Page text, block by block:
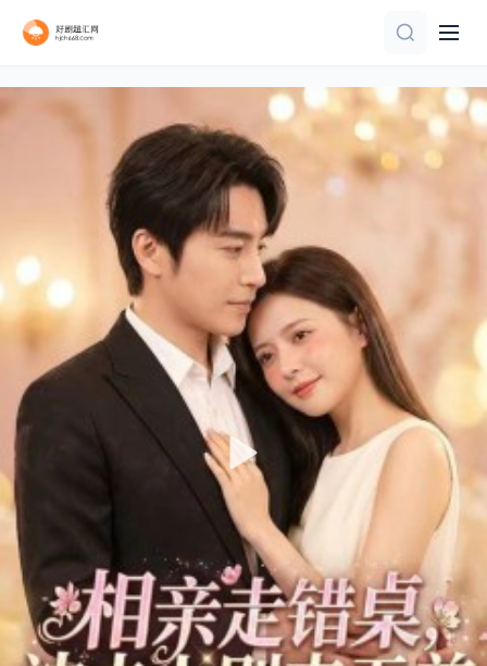
完结
更新全集
已完结
完结
第86集完结
正片
全62集
完结
完结
全集完结